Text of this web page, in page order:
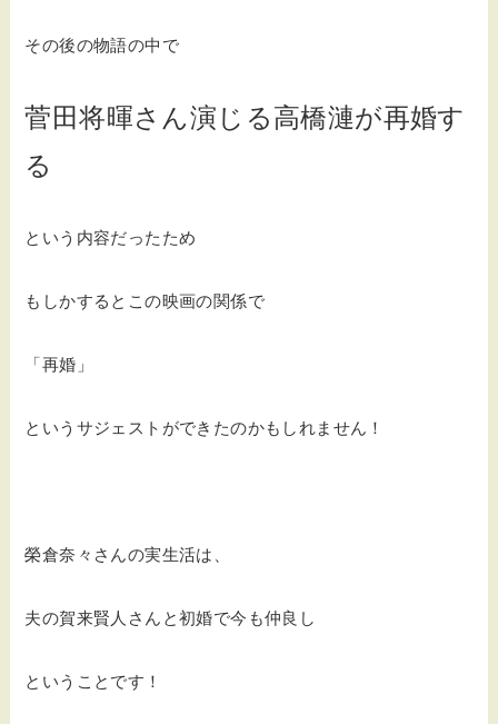
その後の物語の中で
菅田将暉さん演じる高橋漣が再婚す
る
という内容だったため
もしかするとこの映画の関係で
「再婚」
というサジェストができたのかもしれません！
榮倉奈々さんの実生活は、
夫の賀来賢人さんと初婚で今も仲良し
ということです！